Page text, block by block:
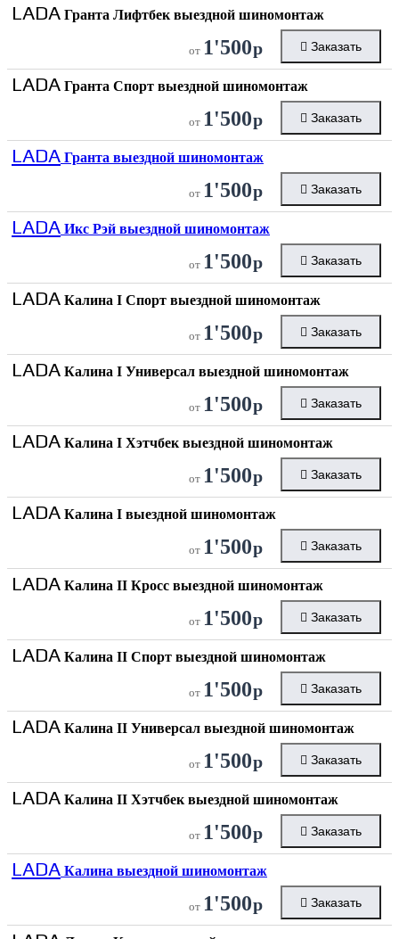
LADA Гранта Лифтбек выездной шиномонтаж
от 1'500р Заказать
LADA Гранта Спорт выездной шиномонтаж
от 1'500р Заказать
LADA Гранта выездной шиномонтаж
от 1'500р Заказать
LADA Икс Рэй выездной шиномонтаж
от 1'500р Заказать
LADA Калина I Спорт выездной шиномонтаж
от 1'500р Заказать
LADA Калина I Универсал выездной шиномонтаж
от 1'500р Заказать
LADA Калина I Хэтчбек выездной шиномонтаж
от 1'500р Заказать
LADA Калина I выездной шиномонтаж
от 1'500р Заказать
LADA Калина II Кросс выездной шиномонтаж
от 1'500р Заказать
LADA Калина II Спорт выездной шиномонтаж
от 1'500р Заказать
LADA Калина II Универсал выездной шиномонтаж
от 1'500р Заказать
LADA Калина II Хэтчбек выездной шиномонтаж
от 1'500р Заказать
LADA Калина выездной шиномонтаж
от 1'500р Заказать